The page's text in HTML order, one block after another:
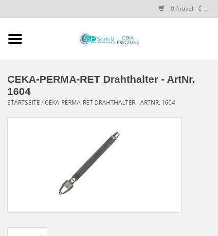
0 Artikel - €--,--
SSP SCHULZ Dental-
Produkte
CEKA-PERMA-RET Drahthalter - ArtNr.
1604
STARTSEITE /CEKA-PERMA-RET DRAHTHALTER - ARTNR. 1604